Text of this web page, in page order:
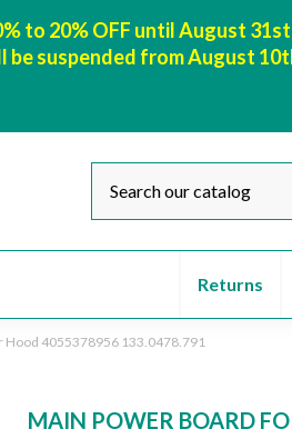
to 20% OFF until August 31st
be suspended from August
Returns
Hood 4055378956 133.0478.791
MAIN POWER BOARD